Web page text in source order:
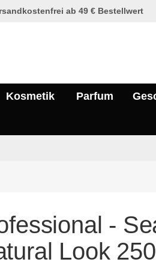
ab 49 € Bestellwert
Kosmetik Parfum
-
Look